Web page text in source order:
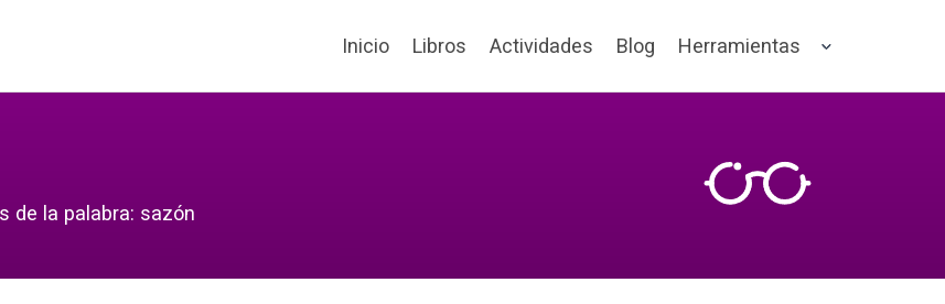
Inicio Libros Actividades Blog Herramientas
de la palabra: sazón